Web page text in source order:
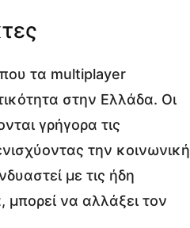
τα multiplayer
στην Ελλάδα. Οι
γρήγορα τις
την κοινωνική
με τις ήδη
μπορεί να αλλάξει τον